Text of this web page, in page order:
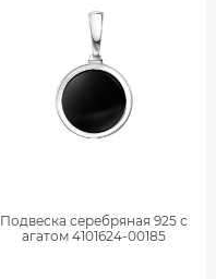
Подвеска серебряная 925 с
агатом 4101624-00185